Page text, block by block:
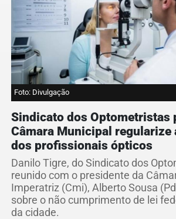
Foto: Divulgação
Sindicato dos Optometristas
Câmara Municipal regularize
dos profissionais ópticos
Danilo Tigre, do Sindicato dos
reunido com o presidente da
Imperatriz (Cmi), Alberto Sousa
sobre o não cumprimento de lei
da cidade.